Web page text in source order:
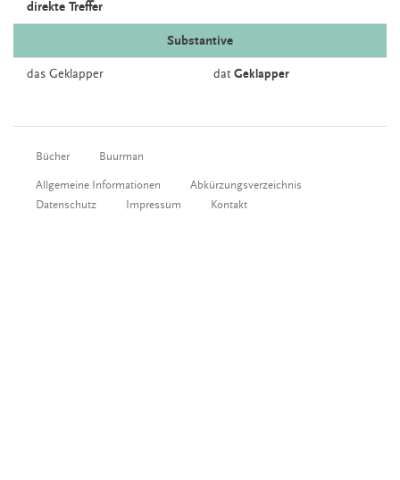
direkte Treffer
Substantive
das Geklapper dat Geklapper
Bücher Buurman
Allgemeine Informationen
Abkürzungsverzeichnis
Datenschutz
Impressum Kontakt